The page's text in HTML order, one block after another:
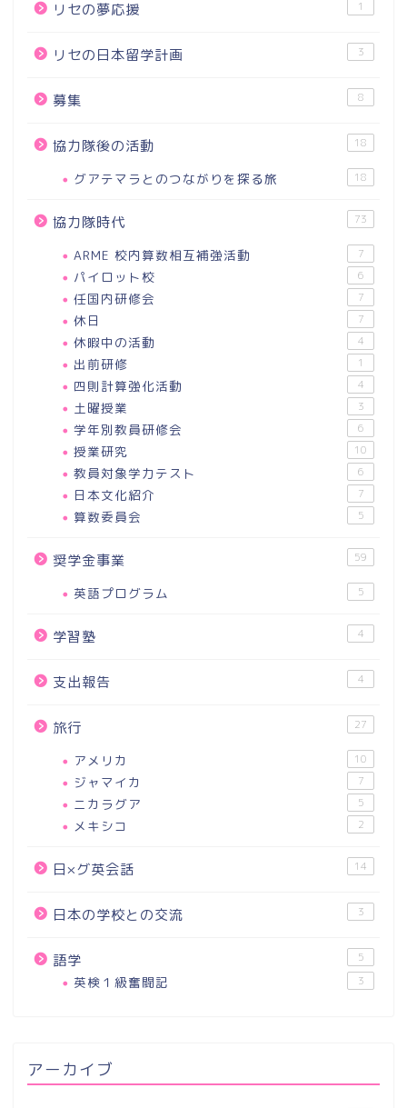
リセの夢応援 1
リセの日本留学計画 3
募集 8
協力隊後の活動 18
グアテマラとのつながりを探る旅 18
協力隊時代 73
ARME 校内算数相互補強活動 7
パイロット校 6
任国内研修会 7
休日 7
休暇中の活動 4
出前研修 1
四則計算強化活動 4
土曜授業 3
学年別教員研修会 6
授業研究 10
教員対象学力テスト 6
日本文化紹介 7
算数委員会 5
奨学金事業 59
英語プログラム 5
学習塾 4
支出報告 4
旅行 27
アメリカ 10
ジャマイカ 7
ニカラグア 5
メキシコ 2
日×グ英会話 14
日本の学校との交流 3
語学 5
英検１級奮闘記 3
アーカイブ